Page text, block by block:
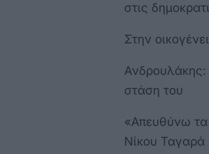
στις
Στην
Ανδρουλάκης:
στάση του
«Απευθύνω τα
Νίκου Ταγαρά